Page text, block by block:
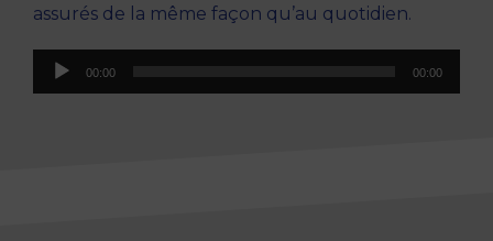
assurés de la même façon qu’au quotidien.
Lecteur
00:00 00:00